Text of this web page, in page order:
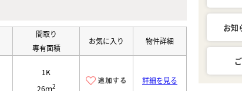
間取り
専有面積
お気に入り 物件詳細
1K
26ｍ2
詳細を見る
お知